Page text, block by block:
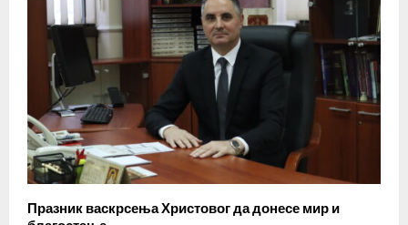
Празник васкрсења Христовог да донесе мир и